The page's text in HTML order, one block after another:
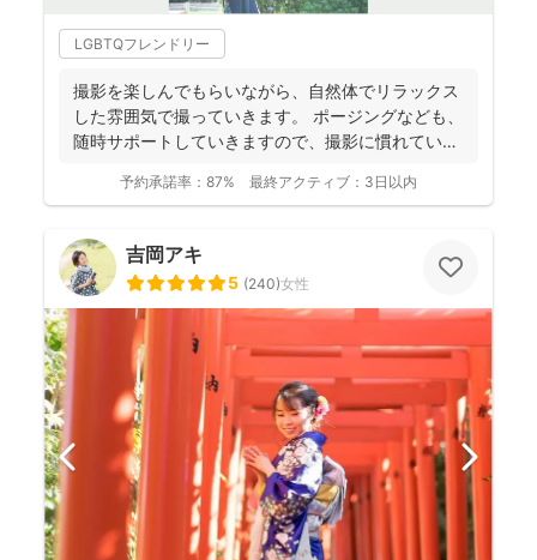
LGBTQフレンドリー
撮影を楽しんでもらいながら、自然体でリラックス
した雰囲気で撮っていきます。 ポージングなども、
随時サポートしていきますので、撮影に慣れていな
予約承諾率： 87% 最終アクティブ： 3日以内
吉岡アキ
5 (240)女性